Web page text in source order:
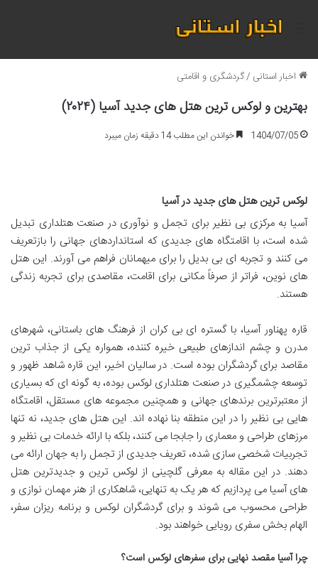
منو
اخبار استانی /گردشگری و اقامتی
بهترین و لوکس ترین هتل های جدید آسیا (۲۰۲۴)
1404/07/05 خواندن این مطلب 14 دقیقه زمان میبرد
لوکس ترین هتل های جدید در آسیا
آسیا به مرکزی بی نظیر برای تجمل و نوآوری در صنعت هتلداری تبدیل
شده است، با اقامتگاه های جدیدی که استانداردهای جهانی را بازتعریف
می کنند و تجربه ای بی بدیل را برای میهمانان فراهم می آورند. این هتل
های نوین، فراتر از صرفاً مکانی برای اقامت، مقاصدی برای تجربه زندگی
هستند.
قاره پهناور آسیا، با گستره ای بی کران از فرهنگ های باستانی، شهرهای
مدرن و چشم اندازهای طبیعی خیره کننده، همواره یکی از جذاب ترین
مقاصد برای گردشگران بوده است. در سالیان اخیر، این قاره شاهد ظهور و
توسعه چشمگیری در صنعت هتلداری لوکس بوده، به گونه ای که بسیاری
از معتبرترین برندهای جهانی و همچنین مجموعه های مستقل، اقامتگاه
هایی بی نظیر را در این منطقه بنا نهاده اند. این هتل های جدید، نه تنها
مرزهای طراحی و معماری را جابجا می کنند، بلکه با ارائه خدمات بی نظیر و
تجربیات شخصی سازی شده، تعریف جدیدی از تجمل را به جهان ارائه می
دهند. در این مقاله به معرفی گلچینی از لوکس ترین و جدیدترین هتل
های آسیا می پردازیم که هر یک به تنهایی، شاهکاری از هنر مهمان نوازی و
طراحی محسوب می شوند و برای گردشگران لوکس و برنامه ریزان سفر،
الهام بخش سفری رویایی خواهند بود.
چرا آسیا مقصد نهایی برای سفرهای لوکس است؟